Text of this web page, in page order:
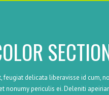
delicata liberavisse id cum,
nonumy periculis ei. Deleniti